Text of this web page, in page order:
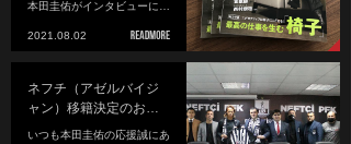
本田圭佑がインタビューに…
2021.08.02
ネフチ（アゼルバイジ
ャン）移籍決定のお…
いつも本田圭佑の応援誠にあ